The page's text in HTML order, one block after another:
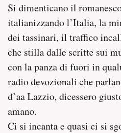
Si dimenticano il
italianizzando l’Italia, la
dei tassinari, il traffico
che stilla dalle scritte sui
con la panza di fuori in
radio devozionali che
d’aa Lazzio, dicessero
amano.
Ci si incanta e quasi ci si